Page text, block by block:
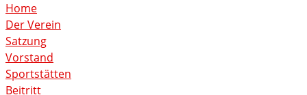
Home
Der Verein
Satzung
Vorstand
Sportstätten
Beitritt